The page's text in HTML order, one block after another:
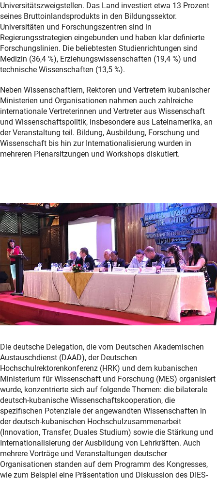
Universitätszweigstellen. Das Land investiert etwa 13 Prozent
seines Bruttoinlandsprodukts in den Bildungssektor.
Universitäten und Forschungszentren sind in
Regierungsstrategien eingebunden und haben klar definierte
Forschungslinien. Die beliebtesten Studienrichtungen sind
Medizin (36,4 %), Erziehungswissenschaften (19,4 %) und
technische Wissenschaften (13,5 %).
Neben Wissenschaftlern, Rektoren und Vertretern kubanischer
Ministerien und Organisationen nahmen auch zahlreiche
internationale Vertreterinnen und Vertreter aus Wissenschaft
und Wissenschaftspolitik, insbesondere aus Lateinamerika, an
der Veranstaltung teil. Bildung, Ausbildung, Forschung und
Wissenschaft bis hin zur Internationalisierung wurden in
mehreren Plenarsitzungen und Workshops diskutiert.
Die deutsche Delegation, die vom Deutschen Akademischen
Austauschdienst (DAAD), der Deutschen
Hochschulrektorenkonferenz (HRK) und dem kubanischen
Ministerium für Wissenschaft und Forschung (MES) organisiert
wurde, konzentrierte sich auf folgende Themen: die bilaterale
deutsch-kubanische Wissenschaftskooperation, die
spezifischen Potenziale der angewandten Wissenschaften in
der deutsch-kubanischen Hochschulzusammenarbeit
(Innovation, Transfer, Duales Studium) sowie die Stärkung und
Internationalisierung der Ausbildung von Lehrkräften. Auch
mehrere Vorträge und Veranstaltungen deutscher
Organisationen standen auf dem Programm des Kongresses,
wie zum Beispiel eine Präsentation und Diskussion des DIES-